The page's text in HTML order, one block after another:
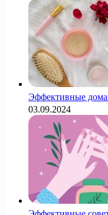
Эффективные
03.09.2024